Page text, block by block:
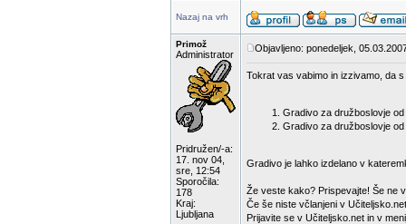
Nazaj na vrh
Primož
Administrator
Pridružen/-a:
17. nov 04,
sre, 12:54
Sporočila:
178
Kraj:
Ljubljana
Objavljeno: ponedeljek,
Tokrat vas vabimo in izzivamo, da
Gradivo za družboslovje
Gradivo za družboslovje
Gradivo je lahko izdelano v
Že veste kako? Prispevajte! Še ne
Če še niste včlanjeni v
Prijavite se v Učiteljsko.net in v